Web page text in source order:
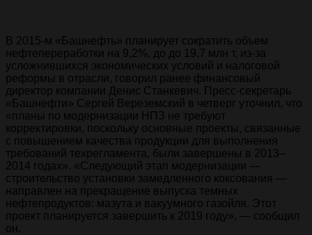
В 2015-м «Башнефть» планирует сократить объем
нефтепереработки на 9,2%, до до 19,7 млн т, из-за
усложнившихся экономических условий и налоговой
реформы в отрасли, говорил ранее финансовый
директор компании Денис Станкевич. Пресс-секретарь
«Башнефти» Сергей Вереземский в четверг уточнил, что
«планы по модернизации НПЗ не требуют
корректировки, поскольку основные проекты, связанные
с повышением качества продукции для выполнения
требований техрегламента, были завершены в 2013–
2014 годах». «Следующий этап модернизации —
строительство установки замедленного коксования —
направлен на прекращение выпуска темных
нефтепродуктов: мазута и вакуумного газойля. Этот
проект планируется завершить к 2019 году», — сообщил
он.